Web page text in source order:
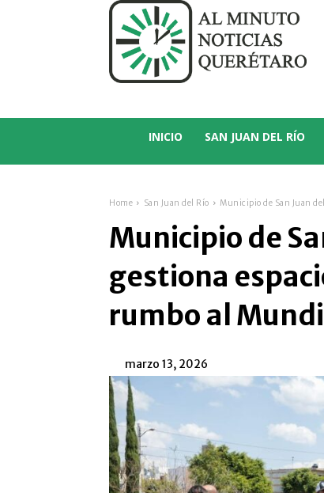
INICIO SAN JUAN DEL RÍO
Home San Juan del Río Municipio de San Juan
Municipio de
gestiona
rumbo al
marzo 13, 2026